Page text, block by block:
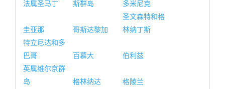
法属圣马丁
斯群岛
多米尼克
圭亚那 哥斯达黎加
圣文森特和格
林纳丁斯
特立尼达和多
巴哥
百慕大
伯利兹
英属维尔京群
岛
格林纳达
格陵兰